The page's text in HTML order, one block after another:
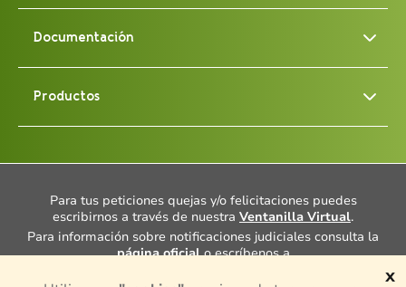
Documentación
Productos
Para tus peticiones quejas y/o felicitaciones puedes
escribirnos a través de nuestra Ventanilla Virtual.
Para información sobre notificaciones judiciales consulta la
página oficialo escríbenos a
x